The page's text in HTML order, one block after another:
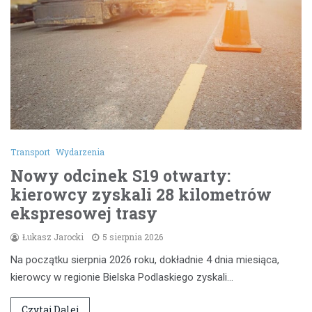
Transport Wydarzenia
Nowy odcinek S19 otwarty:
kierowcy zyskali 28 kilometrów
ekspresowej trasy
Łukasz Jarocki 5 sierpnia 2026
Na początku sierpnia 2026 roku, dokładnie 4 dnia miesiąca,
kierowcy w regionie Bielska Podlaskiego zyskali…